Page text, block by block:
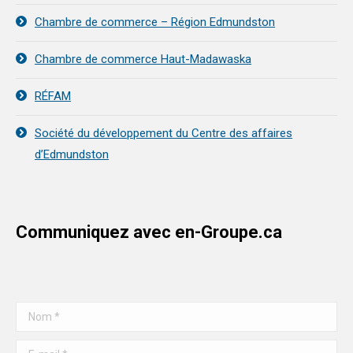
Chambre de commerce – Région Edmundston
Chambre de commerce Haut-Madawaska
RÉFAM
Société du développement du Centre des affaires
d’Edmundston
Communiquez avec en-Groupe.ca
Nom *
E-mail *